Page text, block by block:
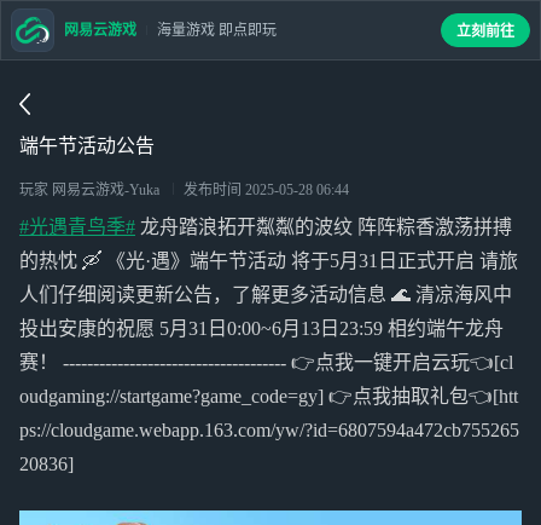
端午节活动公告
玩家 网易云游戏-Yuka 发布时间 2025-05-28 06:44
#光遇青鸟季# 龙舟踏浪拓开粼粼的波纹 阵阵粽香激荡拼搏
的热忱 🛶 《光·遇》端午节活动 将于5月31日正式开启 请旅
人们仔细阅读更新公告，了解更多活动信息 🌊 清凉海风中
投出安康的祝愿 5月31日0:00~6月13日23:59 相约端午龙舟
赛！ ------------------------------------- 👉点我一键开启云玩👈[cl
oudgaming://startgame?game_code=gy] 👉点我抽取礼包👈[htt
ps://cloudgame.webapp.163.com/yw/?id=6807594a472cb755265
20836]
网易云游戏 海量游戏 即点即玩 立刻前往